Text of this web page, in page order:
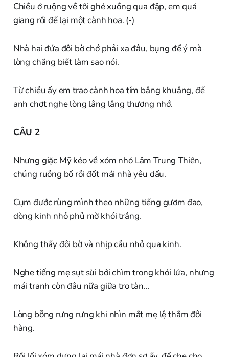
Chiều ở ruộng về tôi ghé xuồng qua đập, em quá
giang rồi để lại một cành hoa. (-)
Nhà hai đứa đôi bờ chớ phải xa đâu, bụng để ý mà
lòng chẳng biết làm sao nói.
Từ chiều ấy em trao cành hoa tím bâng khuâng, để
anh chợt nghe lòng lâng lâng thương nhớ.
CÂU 2
Nhưng giặc Mỹ kéo về xóm nhỏ Lâm Trung Thiên,
chúng ruồng bố rồi đốt mái nhà yêu dấu.
Cụm đước rùng mình theo những tiếng gươm đao,
dòng kinh nhỏ phủ mờ khói trắng.
Không thấy đôi bờ và nhịp cầu nhỏ qua kinh.
Nghe tiếng mẹ sụt sùi bởi chìm trong khói lửa, nhưng
mái tranh còn đâu nữa giữa tro tàn...
Lòng bỗng rưng rưng khi nhìn mắt mẹ lệ thắm đôi
hàng.